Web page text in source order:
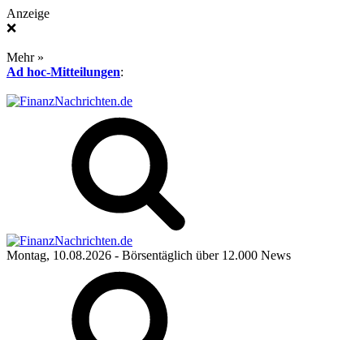
Anzeige
❌
Mehr »
Ad hoc-Mitteilungen:
Montag, 10.08.2026 - Börsentäglich über 12.000 News